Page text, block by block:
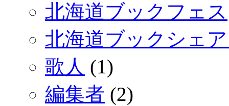
北海道ブックフェス
北海道ブックシェ
歌人 (1)
編集者 (2)